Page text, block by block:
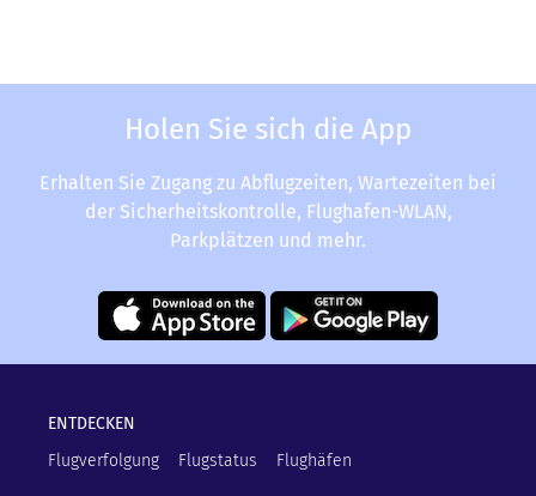
Holen Sie sich die App
Erhalten Sie Zugang zu Abflugzeiten, Wartezeiten bei
der Sicherheitskontrolle, Flughafen-WLAN,
Parkplätzen und mehr.
ENTDECKEN
Flugverfolgung
Flugstatus Flughäfen